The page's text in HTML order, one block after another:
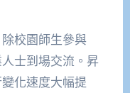
校園師生參與
士到場交流。昇
化速度大幅提